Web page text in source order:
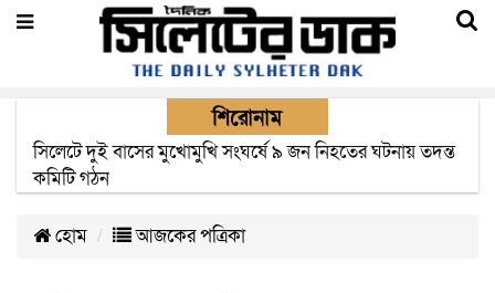
শিরোনাম
সিলেটে দুই বাসের মুখোমুখি সংঘর্ষে ৯ জন নিহতের ঘটনায় তদন্ত
কমিটি গঠন
হোম আজকের পত্রিকা